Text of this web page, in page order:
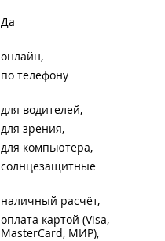
Да
онлайн
по телефону
для водителей
для зрения
для компьютера
солнцезащитные
наличный расчёт
оплата картой (Visa,
MasterCard, МИР)